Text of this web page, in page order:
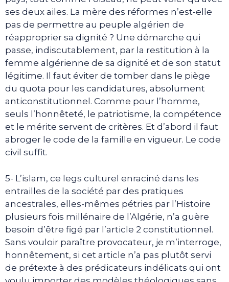
ses deux ailes. La mère des réformes n’est-elle
pas de permettre au peuple algérien de
réapproprier sa dignité ? Une démarche qui
passe, indiscutablement, par la restitution à la
femme algérienne de sa dignité et de son statut
légitime. Il faut éviter de tomber dans le piège
du quota pour les candidatures, absolument
anticonstitutionnel. Comme pour l’homme,
seuls l’honnêteté, le patriotisme, la compétence
et le mérite servent de critères. Et d’abord il faut
abroger le code de la famille en vigueur. Le code
civil suffit.
5- L’islam, ce legs culturel enraciné dans les
entrailles de la société par des pratiques
ancestrales, elles-mêmes pétries par l’Histoire
plusieurs fois millénaire de l’Algérie, n’a guère
besoin d’être figé par l’article 2 constitutionnel.
Sans vouloir paraître provocateur, je m’interroge,
honnêtement, si cet article n’a pas plutôt servi
de prétexte à des prédicateurs indélicats qui ont